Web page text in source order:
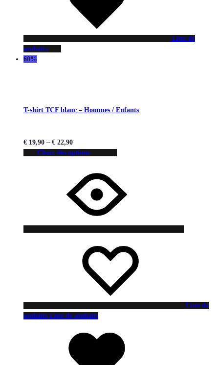
Liste de
souhaits
60%
T-shirt TCF blanc – Hommes / Enfants
€ 19,90 – € 22,90
Choix des options
Liste de
souhaits Liste de souhaits